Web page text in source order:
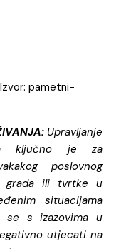
pametni-
Upravljanje
ključno je za
poslovnog
grada ili tvrtke u
situacijama
se s izazovima u
utjecati na